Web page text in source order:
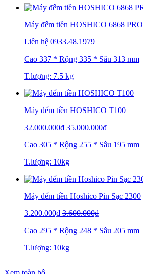
Máy đếm tiền HOSHICO 6868 PRO
Liên hệ 0933.48.1979
Cao 337 * Rộng 335 * Sâu 313 mm
T.lượng: 7.5 kg
Máy đếm tiền HOSHICO T100
32.000.000₫ 35.000.000₫
Cao 305 * Rộng 255 * Sâu 195 mm
T.lượng: 10kg
Máy đếm tiền Hoshico Pin Sạc 2300
3.200.000₫ 3.600.000₫
Cao 295 * Rộng 248 * Sâu 205 mm
T.lượng: 10kg